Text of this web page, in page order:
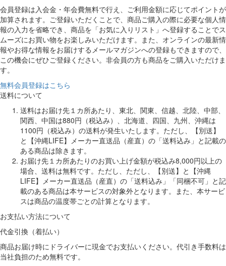
会員登録は入会金・年会費無料で行え、ご利用金額に応じてポイントが
加算されます。ご登録いただくことで、商品ご購入の際に必要な個人情
報の入力を省略でき、商品を「お気に入りリスト」へ登録することでス
ムーズにお買い物をお楽しみいただけます。また、オンラインの最新情
報やお得な情報をお届けするメールマガジンへの登録もできますので、
この機会にぜひご登録ください。非会員の方も商品をご購入いただけま
す。
無料会員登録はこちら
送料について
送料はお届け先１カ所あたり、東北、関東、信越、北陸、中部、
関西、中国は880円（税込み）、北海道、四国、九州、沖縄は
1100円（税込み）の送料が発生いたします。ただし、【別送】
と【沖縄LIFE】メーカー直送品（産直）の「送料込み」と記載の
ある商品は除きます。
お届け先１カ所あたりのお買い上げ金額が税込み8,000円以上の
場合、送料は無料です。ただし、ただし、【別送】と【沖縄
LIFE】メーカー直送品（産直）の「送料込み」「同梱不可」と記
載のある商品は本サービスの対象外となります。また、本サービ
スは商品の温度帯ごとの計算となります。
お支払い方法について
代金引換（着払い）
商品お届け時にドライバーに現金でお支払いください。代引き手数料は
当社負担のため無料です。